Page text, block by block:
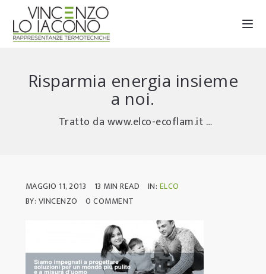
Risparmia energia insieme
a noi.
Tratto da www.elco-ecoflam.it Per ridurre gli sprechi …
MAGGIO 11, 2013 13 MIN READ IN: ELCO
BY: VINCENZO
0 COMMENT